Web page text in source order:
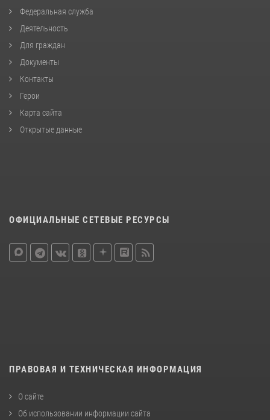
Федеральная служба
Деятельность
Для граждан
Документы
Контакты
Герои
Карта сайта
Открытые данные
ОФИЦИАЛЬНЫЕ СЕТЕВЫЕ РЕСУРСЫ
ПРАВОВАЯ И ТЕХНИЧЕСКАЯ ИНФОРМАЦИЯ
О сайте
Об использовании информации сайта